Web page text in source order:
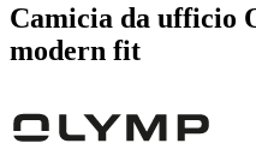
Camicia da ufficio
modern fit